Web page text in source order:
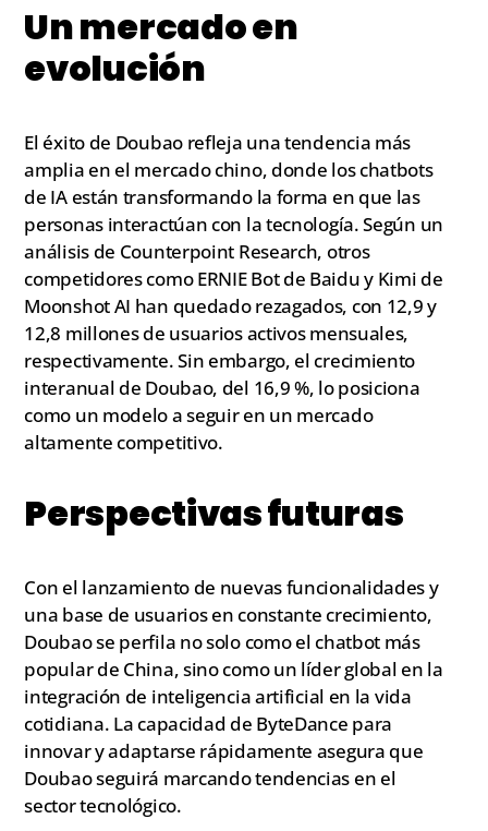
Un mercado en
evolución
El éxito de Doubao refleja una tendencia más
amplia en el mercado chino, donde los chatbots
de IA están transformando la forma en que las
personas interactúan con la tecnología. Según un
análisis de Counterpoint Research, otros
competidores como ERNIE Bot de Baidu y Kimi de
Moonshot AI han quedado rezagados, con 12,9 y
12,8 millones de usuarios activos mensuales,
respectivamente. Sin embargo, el crecimiento
interanual de Doubao, del 16,9 %, lo posiciona
como un modelo a seguir en un mercado
altamente competitivo.
Perspectivas futuras
Con el lanzamiento de nuevas funcionalidades y
una base de usuarios en constante crecimiento,
Doubao se perfila no solo como el chatbot más
popular de China, sino como un líder global en la
integración de inteligencia artificial en la vida
cotidiana. La capacidad de ByteDance para
innovar y adaptarse rápidamente asegura que
Doubao seguirá marcando tendencias en el
sector tecnológico.